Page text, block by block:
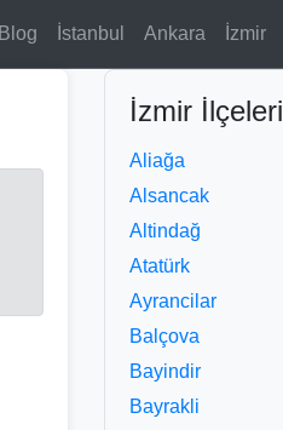
Blog İstanbul Ankara İzmir
İzmir İlçeleri
Aliağa
Alsancak
Altindağ
Atatürk
Ayrancilar
Balçova
Bayindir
Bayrakli